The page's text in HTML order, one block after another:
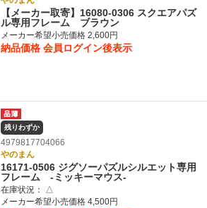
【メーカー取寄】16080-0306 スクエアパズ
ル専用フレーム ブラウン
メーカー希望小売価格 2,600円
納品価格 会員ログイン後表示
残りわずか
4979817704066
やのまん
16171-0506 ジグソーパズルシルエット専用
フレーム ‐ミッキーマウス‐
在庫状況：
△
メーカー希望小売価格 4,500円